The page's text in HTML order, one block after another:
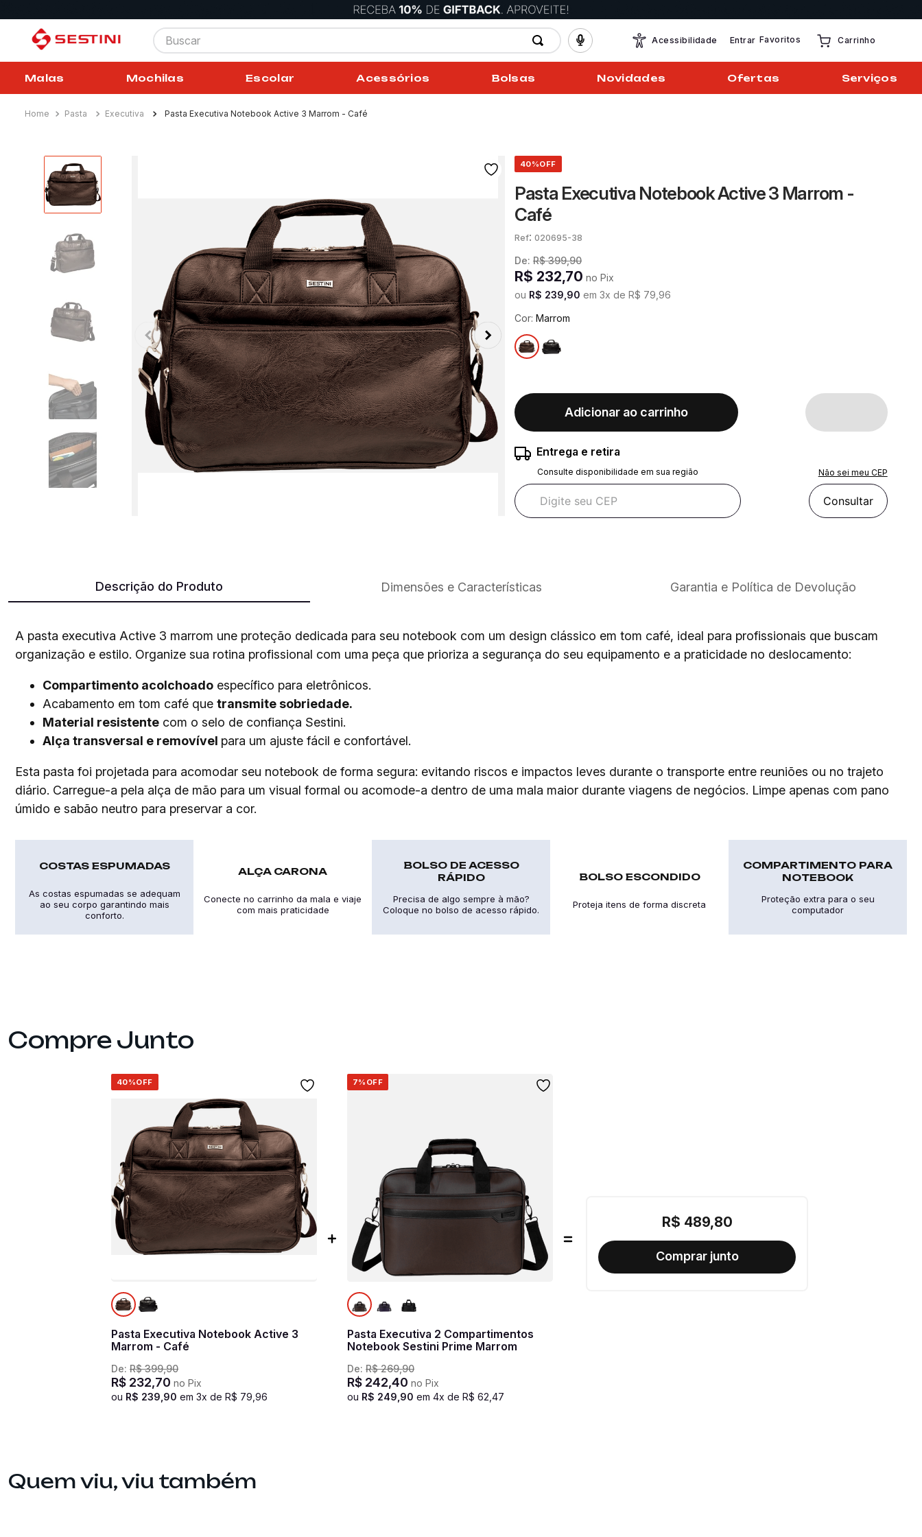
Buscar
Acessibilidade Entrar Favoritos Carrinho
Malas Mochilas Escolar Acessórios Bolsas Novidades Ofertas Serviços
Pasta Executiva Pasta Executiva Notebook Active 3 Marrom - Café
40%OFF
Pasta Executiva Notebook Active 3 Marrom -
Café
: 020695-38
De: R$ 399,90
R$ 232,70 no Pix
ou R$ 239 90 em 3x de R$ 79 96
Cor: Marrom
Adicionar ao carrinho
Entrega e retira
Consulte disponibilidade em sua região Não sei meu CEP
Consultar
Descrição do Produto Dimensões e Características Garantia e Política de Devolução
A pasta executiva Active 3 marrom une proteção dedicada para seu notebook com um design clássico em tom café, ideal para profissionais que buscam
organização e estilo. Organize sua rotina profissional com uma peça que prioriza a segurança do seu equipamento e a praticidade no deslocamento:
Compartimento acolchoado específico para eletrônicos.
Acabamento em tom café que transmite sobriedade.
Material resistente com o selo de confiança Sestini.
Alça transversal e removível para um ajuste fácil e confortável.
Esta pasta foi projetada para acomodar seu notebook de forma segura: evitando riscos e impactos leves durante o transporte entre reuniões ou no trajeto
diário. Carregue-a pela alça de mão para um visual formal ou acomode-a dentro de uma mala maior durante viagens de negócios. Limpe apenas com pano
úmido e sabão neutro para preservar a cor.
COSTAS ESPUMADAS
As costas espumadas se adequam
ao seu corpo garantindo mais
conforto.
ALÇA CARONA
Conecte no carrinho da mala e viaje
com mais praticidade
BOLSO DE ACESSO
RÁPIDO
Precisa de algo sempre à mão?
Coloque no bolso de acesso rápido.
BOLSO ESCONDIDO
Proteja itens de forma discreta
COMPARTIMENTO PARA
NOTEBOOK
Proteção extra para o seu
computador
40%OFF
Pasta Executiva Notebook Active 3
Marrom - Café
De: R$ 399,90
R$ 232,70 no Pix
ou R$ 239 90 em 3x de R$ 79 96
7% OFF
Pasta Executiva 2 Compartimentos
Notebook Sestini Prime Marrom
De: R$ 269,90
R$ 242,40 no Pix
ou R$ 249 90 em 4x de R$ 62 47
R$ 489,80
Quem viu, viu também